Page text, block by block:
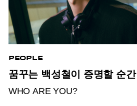
PEOPLE
꿈꾸는 백성철이 증명할 순간
WHO ARE YOU?